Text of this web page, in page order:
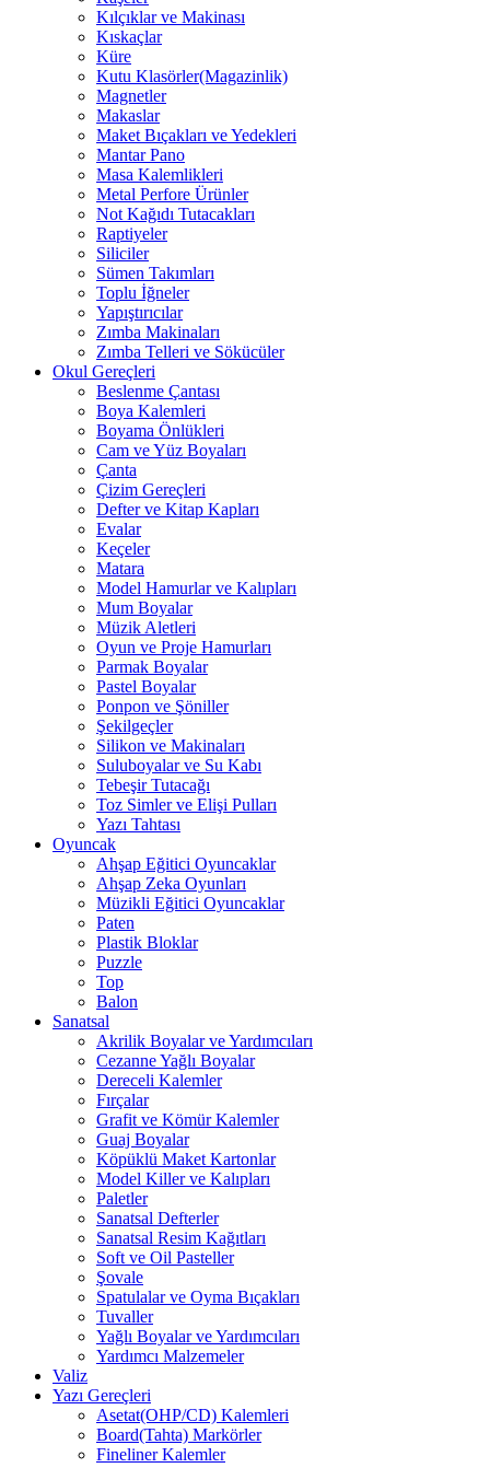
Kılçıklar ve Makinası
Kıskaçlar
Küre
Kutu Klasörler(Magazinlik)
Magnetler
Makaslar
Maket Bıçakları ve Yedekleri
Mantar Pano
Masa Kalemlikleri
Metal Perfore Ürünler
Not Kağıdı Tutacakları
Raptiyeler
Siliciler
Sümen Takımları
Toplu İğneler
Yapıştırıcılar
Zımba Makinaları
Zımba Telleri ve Sökücüler
Okul Gereçleri
Beslenme Çantası
Boya Kalemleri
Boyama Önlükleri
Cam ve Yüz Boyaları
Çanta
Çizim Gereçleri
Defter ve Kitap Kapları
Evalar
Keçeler
Matara
Model Hamurlar ve Kalıpları
Mum Boyalar
Müzik Aletleri
Oyun ve Proje Hamurları
Parmak Boyalar
Pastel Boyalar
Ponpon ve Şöniller
Şekilgeçler
Silikon ve Makinaları
Suluboyalar ve Su Kabı
Tebeşir Tutacağı
Toz Simler ve Elişi Pulları
Yazı Tahtası
Oyuncak
Ahşap Eğitici Oyuncaklar
Ahşap Zeka Oyunları
Müzikli Eğitici Oyuncaklar
Paten
Plastik Bloklar
Puzzle
Top
Balon
Sanatsal
Akrilik Boyalar ve Yardımcıları
Cezanne Yağlı Boyalar
Dereceli Kalemler
Fırçalar
Grafit ve Kömür Kalemler
Guaj Boyalar
Köpüklü Maket Kartonlar
Model Killer ve Kalıpları
Paletler
Sanatsal Defterler
Sanatsal Resim Kağıtları
Soft ve Oil Pasteller
Şovale
Spatulalar ve Oyma Bıçakları
Tuvaller
Yağlı Boyalar ve Yardımcıları
Yardımcı Malzemeler
Valiz
Yazı Gereçleri
Asetat(OHP/CD) Kalemleri
Board(Tahta) Markörler
Fineliner Kalemler